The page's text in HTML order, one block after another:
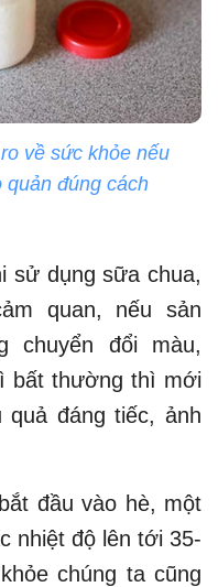
về sức khỏe nếu
quản đúng cách
sử dụng sữa chua,
quan, nếu sản
chuyển đổi màu,
bất thường thì mới
đáng tiếc, ảnh
đầu vào hè, một
nhiệt độ lên tới 35-
chúng ta cũng